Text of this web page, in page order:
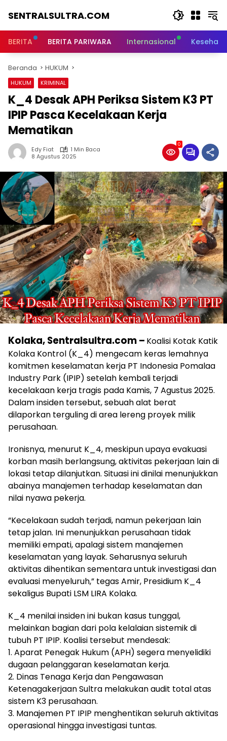
SENTRALSULTRA.COM
BERITA BERITA PARIWARA Internasional
Beranda HUKUM
HUKUM KRIMINAL
K_4 Desak APH Periksa Sistem K3 PT
IPIP Pasca Kecelakaan Kerja
Mematikan
Edy Fiat
1 Min Baca
8 Agustus 2025
0
Kolaka, Sentralsultra.com – Koalisi Kotak Katik
Kolaka Kontrol (K_4) mengecam keras lemahnya
komitmen keselamatan kerja PT Indonesia Pomalaa
Industry Park (IPIP) setelah kembali terjadi
kecelakaan kerja tragis pada Kamis, 7 Agustus 2025.
Dalam insiden tersebut, sebuah alat berat
dilaporkan terguling di area lereng proyek milik
perusahaan.
Ironisnya, menurut K_4, meskipun upaya evakuasi
korban masih berlangsung, aktivitas pekerjaan lain di
lokasi tetap dilanjutkan. Situasi ini dinilai menunjukkan
abainya manajemen terhadap keselamatan dan
nilai nyawa pekerja.
“Kecelakaan sudah terjadi, namun pekerjaan lain
tetap jalan. Ini menunjukkan perusahaan tidak
memiliki empati, apalagi sistem manajemen
keselamatan yang layak. Seharusnya seluruh
aktivitas dihentikan sementara untuk investigasi dan
evaluasi menyeluruh,” tegas Amir, Presidium K_4
sekaligus Bupati LSM LIRA Kolaka.
K_4 menilai insiden ini bukan kasus tunggal,
melainkan bagian dari pola kelalaian sistemik di
tubuh PT IPIP. Koalisi tersebut mendesak:
1. Aparat Penegak Hukum (APH) segera menyelidiki
dugaan pelanggaran keselamatan kerja.
2. Dinas Tenaga Kerja dan Pengawasan
Ketenagakerjaan Sultra melakukan audit total atas
sistem K3 perusahaan.
3. Manajemen PT IPIP menghentikan seluruh aktivitas
operasional hingga investigasi tuntas.